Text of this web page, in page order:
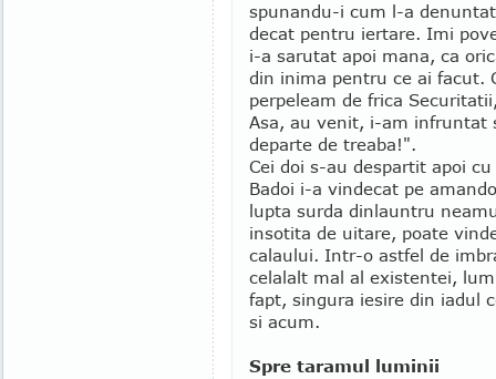
spunandu-i cum l-a
decat pentru iertare. Imi
i-a sarutat apoi mana, ca
din inima pentru ce ai facut.
perpeleam de frica
Asa, au venit, i-am infruntat
departe de treaba!".
Cei doi s-au despartit apoi
Badoi i-a vindecat pe
lupta surda dinlauntru
insotita de uitare, poate
calaului. Intr-o astfel de
celalalt mal al existentei,
fapt, singura iesire din iadul
si acum.
Spre taramul luminii